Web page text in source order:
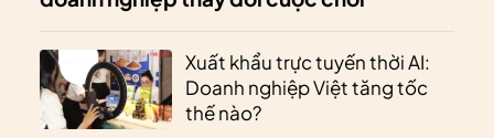
Xuất khẩu trực tuyến thời AI:
Doanh nghiệp Việt tăng tốc
thế nào?